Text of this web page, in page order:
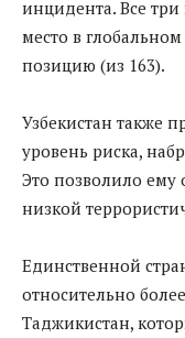
инцидента. Все три
место в
позицию (из 163).
Узбекистан также
уровень риска,
Это позволило ему
низкой
Единственной
относительно
Таджикистан,